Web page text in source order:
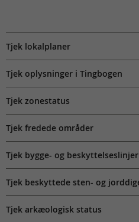
Tjek lokalplaner
Tjek oplysninger i Tingbogen
Tjek zonestatus
Tjek fredede områder
Tjek bygge- og beskyttelseslinjer
Tjek beskyttede sten- og
Tjek arkæologisk status